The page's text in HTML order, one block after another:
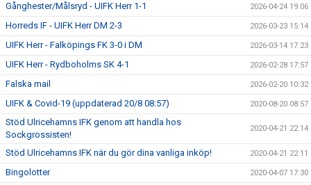
Gånghester/Målsryd - UIFK Herr 1-1 2026-04-24 19:06
Horreds IF - UIFK Herr DM 2-3 2026-03-23 15:14
UIFK Herr - Falköpings FK 3-0 i DM 2026-03-14 17:23
UIFK Herr - Rydboholms SK 4-1 2026-02-28 17:57
Falska mail 2026-02-20 10:32
UIFK & Covid-19 (uppdaterad 20/8 08:57) 2020-08-20 08:57
Stöd Ulricehamns IFK genom att handla hos
Sockgrossisten!
2020-04-21 22:14
Stöd Ulricehamns IFK när du gör dina vanliga inköp! 2020-04-21 22:11
Bingolotter 2020-04-07 17:30